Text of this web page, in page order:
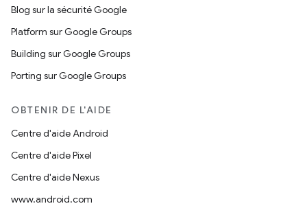
Blog sur la sécurité Google
Platform sur Google Groups
Building sur Google Groups
Porting sur Google Groups
OBTENIR DE L'AIDE
Centre d'aide Android
Centre d'aide Pixel
Centre d'aide Nexus
www.android.com